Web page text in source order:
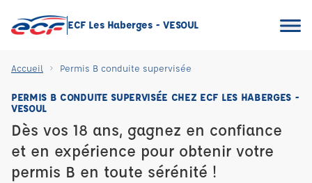
ECF Les Haberges - VESOUL
Accueil Permis B conduite supervisée
PERMIS B CONDUITE SUPERVISÉE CHEZ ECF LES HABERGES -
VESOUL
Dès vos 18 ans, gagnez en confiance
et en expérience pour obtenir votre
permis B en toute sérénité !